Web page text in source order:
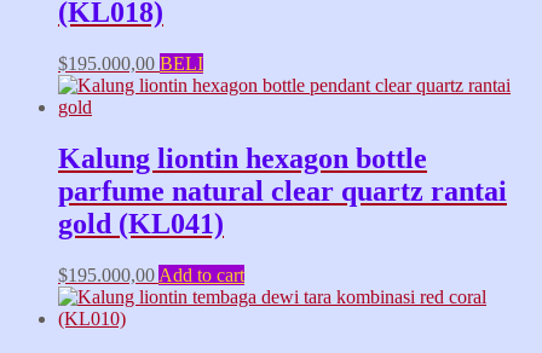
(KL018)
$195.000,00 BELI
Kalung liontin hexagon bottle
parfume natural clear quartz rantai
gold (KL041)
$195.000,00 Add to cart